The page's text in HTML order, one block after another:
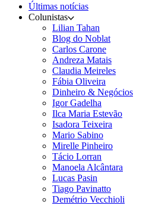
Últimas notícias
Colunistas
Lilian Tahan
Blog do Noblat
Carlos Carone
Andreza Matais
Claudia Meireles
Fábia Oliveira
Dinheiro & Negócios
Igor Gadelha
Ilca Maria Estevão
Isadora Teixeira
Mario Sabino
Mirelle Pinheiro
Tácio Lorran
Manoela Alcântara
Lucas Pasin
Tiago Pavinatto
Demétrio Vecchioli